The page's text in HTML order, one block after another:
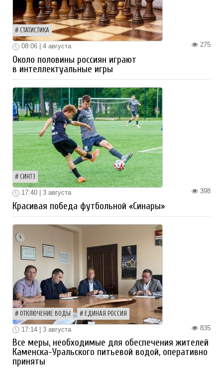
СТАТИСТИКА
275
08:06 | 4 августа
Около половины россиян играют
в интеллектуальные игры
СИНТЗ
398
17:40 | 3 августа
Красивая победа футбольной «Синары»
ОТКЛЮЧЕНИЕ ВОДЫ ЕДИНАЯ РОССИЯ
835
17:14 | 3 августа
Все меры, необходимые для обеспечения жителей
Каменска-Уральского питьевой водой, оперативно
приняты